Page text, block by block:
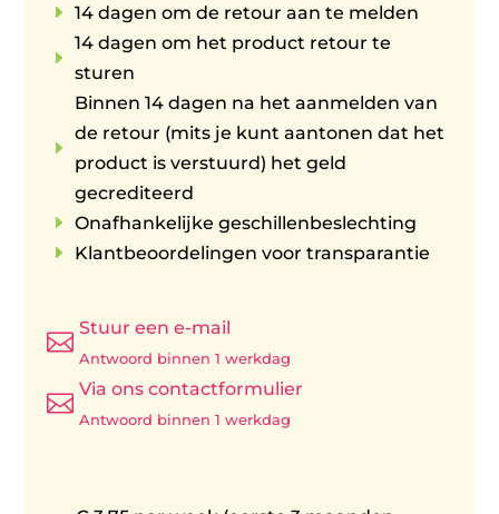
E 14 dagen om de retour aan te melden
E
14 dagen om het product retour te
sturen
E
Binnen 14 dagen na het aanmelden van
de retour (mits je kunt aantonen dat het
product is verstuurd) het geld
gecrediteerd
E Onafhankelijke geschillenbeslechting
E Klantbeoordelingen voor transparantie

Stuur een e-mail
Antwoord binnen 1 werkdag

Via ons contactformulier
Antwoord binnen 1 werkdag